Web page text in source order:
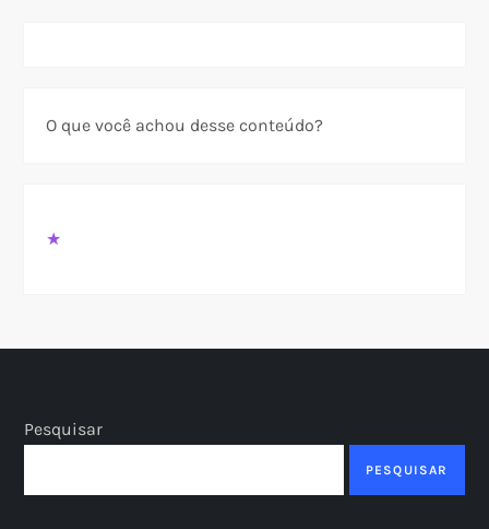
O que você achou desse conteúdo?
★
Pesquisar
PESQUISAR